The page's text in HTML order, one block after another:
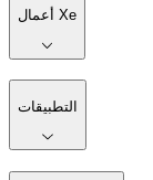
أعمال Xe
التطبيقات